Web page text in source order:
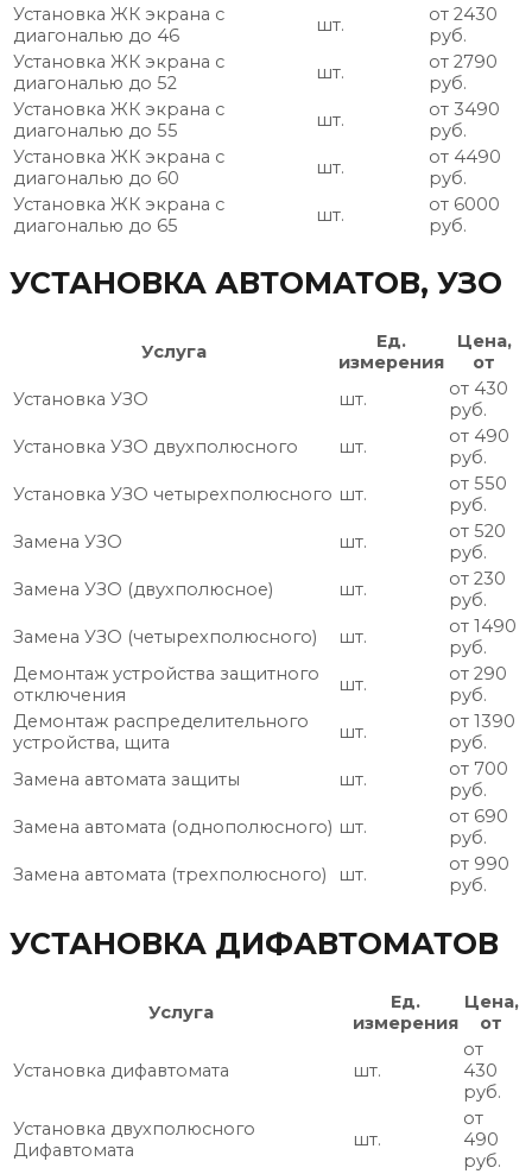
Установка ЖК экрана с
диагональю до 46
шт.
от 2430
руб.
Установка ЖК экрана с
диагональю до 52
шт.
от 2790
руб.
Установка ЖК экрана с
диагональю до 55
шт.
от 3490
руб.
Установка ЖК экрана с
диагональю до 60
шт.
от 4490
руб.
Установка ЖК экрана с
диагональю до 65
шт.
от 6000
руб.
УСТАНОВКА АВТОМАТОВ, УЗО
Услуга
Ед.
измерения
Цена,
от
Установка УЗО
шт.
от 430
руб.
Установка УЗО двухполюсного
шт.
от 490
руб.
Установка УЗО четырехполюсного шт.
от 550
руб.
Замена УЗО
шт.
от 520
руб.
Замена УЗО (двухполюсное)
шт.
от 230
руб.
Замена УЗО (четырехполюсного)
шт.
от 1490
руб.
Демонтаж устройства защитного
отключения
шт.
от 290
руб.
Демонтаж распределительного
устройства, щита
шт.
от 1390
руб.
Замена автомата защиты
шт.
от 700
руб.
Замена автомата (однополюсного) шт.
от 690
руб.
Замена автомата (трехполюсного)
шт.
от 990
руб.
УСТАНОВКА ДИФАВТОМАТОВ
Услуга
Ед.
измерения
Цена,
от
Установка дифавтомата шт.
от
430
руб.
Установка двухполюсного
Дифавтомата
шт.
от
490
руб.